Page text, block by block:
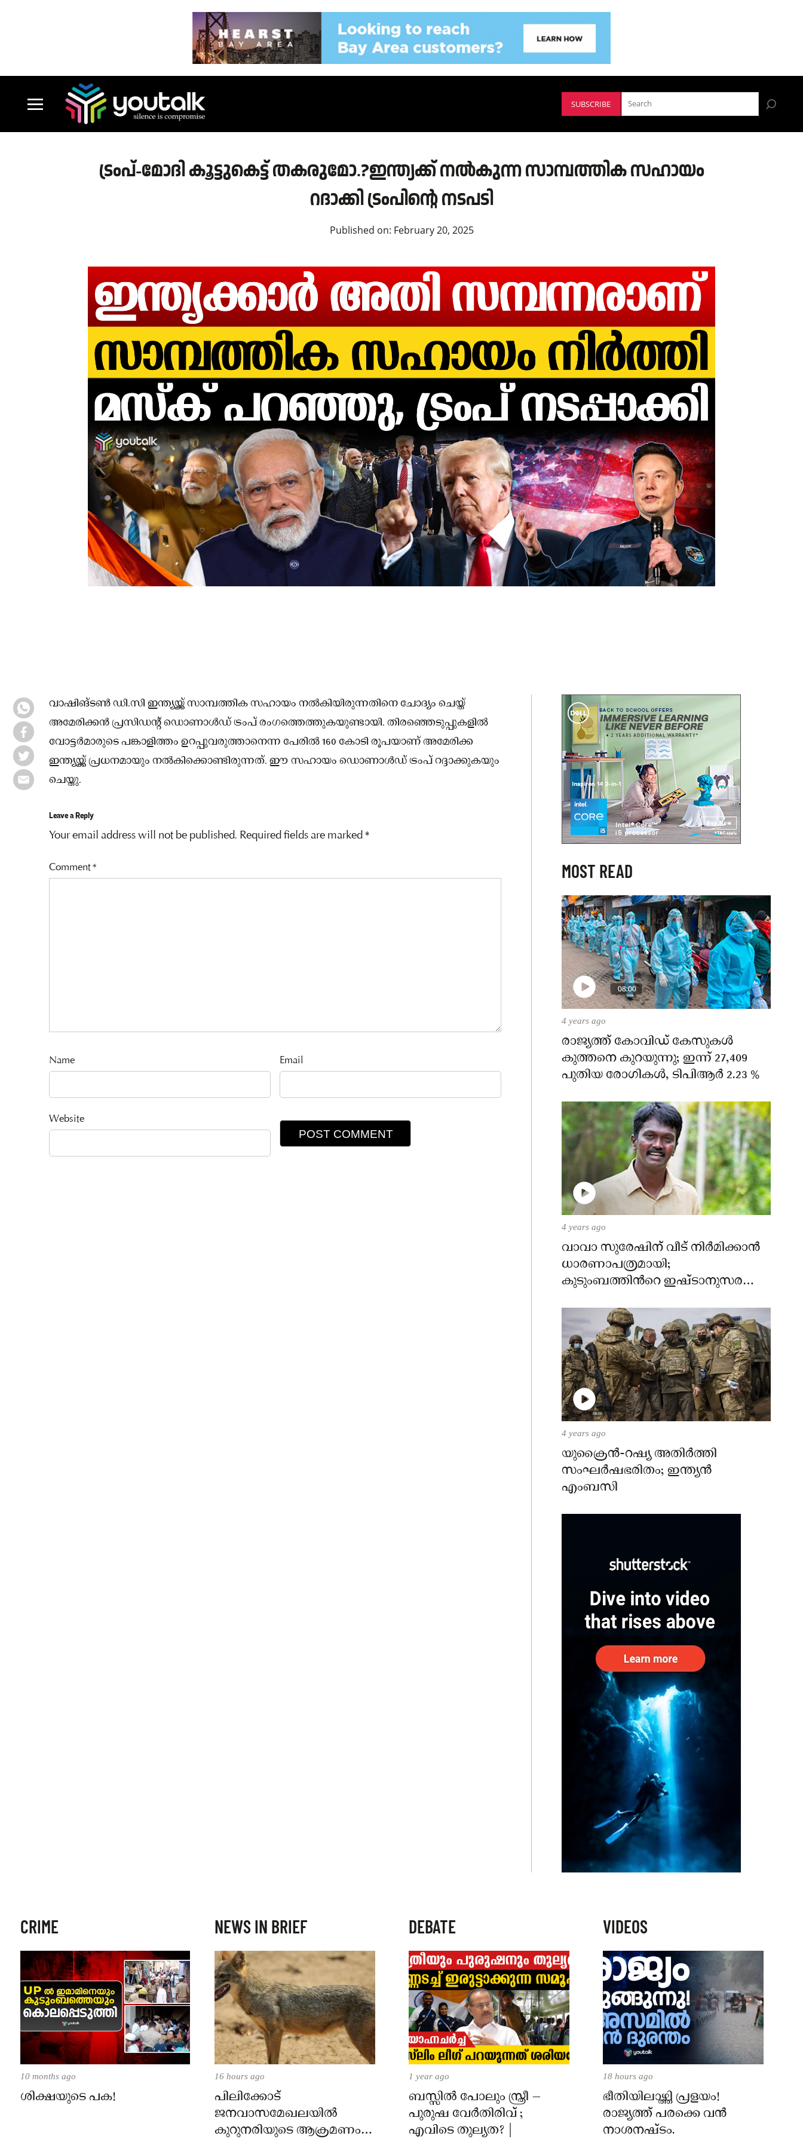
SUBSCRIBE
ട്രംപ്-മോദി കൂട്ടുകെട്ട് തകരുമോ.?ഇന്ത്യക്ക് നൽകുന്ന സാമ്പത്തിക സഹായം
റദാക്കി ട്രംപിന്റെ നടപടി
Published on: February 20, 2025
വാഷിങ്‌ടൺ ഡി.സി ഇന്ത്യയ്ക്ക് സാമ്പത്തിക സഹായം നൽകിയിരുന്നതിനെ ചോദ്യം ചെയ്ത്
അമേരിക്കൻ പ്രസിഡൻ്റ് ഡൊണാൾഡ് ട്രംപ് രംഗത്തെത്തുകയുണ്ടായി. തിരഞ്ഞെടുപ്പുകളിൽ
വോട്ടർമാരുടെ പങ്കാളിത്തം ഉറപ്പുവരുത്താനെന്ന പേരിൽ 160 കോടി രൂപയാണ് അമേരിക്ക
ഇന്ത്യയ്ക്ക് പ്രധനമായും നൽകിക്കൊണ്ടിരുന്നത്. ഈ സഹായം ഡൊണാൾഡ് ട്രംപ് റദ്ദാക്കുകയും
ചെയ്തു.
Leave a Reply
Your email address will not be published. Required fields are marked*
Comment*
Name Email
Website
MOST READ
4 years ago
രാജ്യത്ത് കോവിഡ് കേസുകള്‍
കുത്തനെ കുറയുന്നു; ഇന്ന് 27,409
പുതിയ രോഗികള്‍, ടിപിആര്‍ 2.23 %
4 years ago
വാവാ സുരേഷിന് വീട് നിര്‍മിക്കാന്‍
ധാരണാപത്രമായി;
കുടുംബത്തിന്‍റെ ഇഷ്ടാനുസരണം
4 years ago
യുക്രൈന്‍-റഷ്യ അതിർത്തി
സംഘർഷഭരിതം; ഇന്ത്യന്‍
എംബസി
CRIME
10 months ago
ശിക്ഷയുടെ പക!
NEWS IN BRIEF
16 hours ago
പിലിക്കോട്
ജനവാസമേഖലയിൽ
കുറുനരിയുടെ ആക്രമണം;
DEBATE
1 year ago
ബസ്സിൽ പോലും സ്ത്രീ –
പുരുഷ വേർതിരിവ് ;
എവിടെ തുല്യത? |
VIDEOS
18 hours ago
ഭീതിയിലാഴ്ത്തി പ്രളയം!
രാജ്യത്ത് പരക്കെ വൻ
നാശനഷ്ടം.